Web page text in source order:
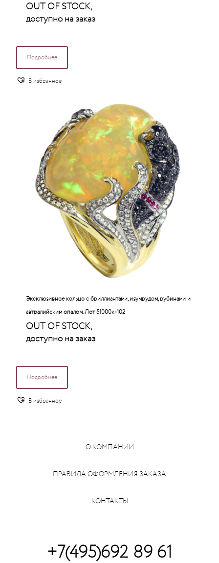
OUT OF STOCK,
доступно на заказ
Подробнее
В избранное
Эксклюзивное кольцо с бриллиантами, изумрудом, рубинами и
автралийским опалом. Лот 51000к-102
OUT OF STOCK,
доступно на заказ
Подробнее
В избранное
О КОМПАНИИ
ПРАВИЛА ОФОРМЛЕНИЯ ЗАКАЗА
КОНТАКТЫ
+7(495)692 89 61